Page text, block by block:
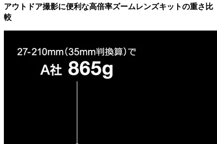
アウトドア撮影に便利な高倍率ズームレンズキットの重さ比
較